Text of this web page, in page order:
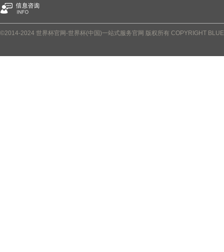
©2014-2024 世界杯官网-世界杯(中国)一站式服务官网 版权所有 COPYRIGHT